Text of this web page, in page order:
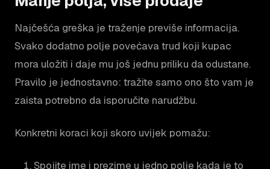
Najčešća greška je traženje previše informacija.
Svako dodatno polje povećava trud koji kupac
mora uložiti i daje mu još jednu priliku da odustane.
Pravilo je jednostavno: tražite samo ono što vam je
zaista potrebno da isporučite narudžbu.
Konkretni koraci koji skoro uvijek pomažu:
Spojite ime i prezime u jedno polje kada je to